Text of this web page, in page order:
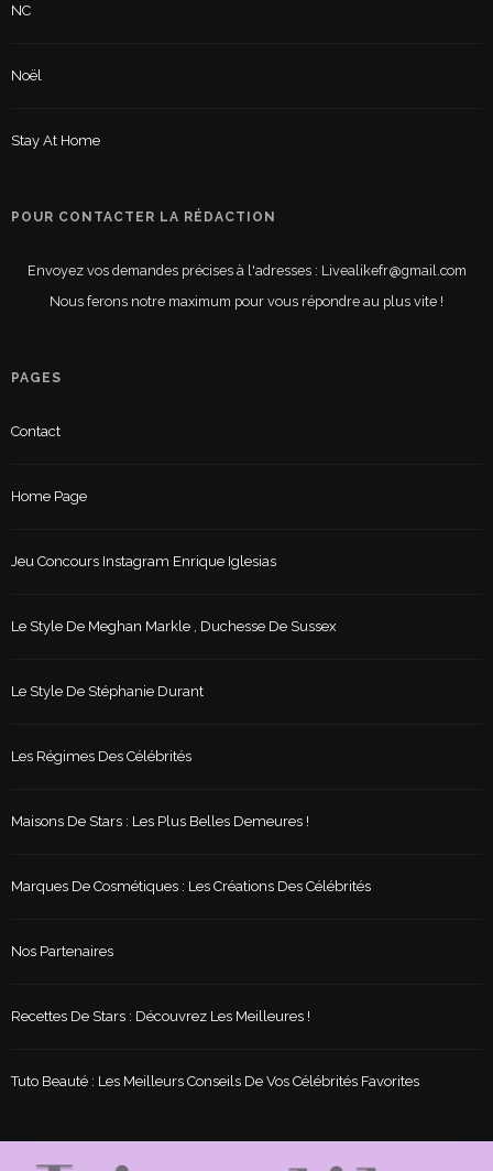
NC
Noël
Stay At Home
POUR CONTACTER LA RÉDACTION
Envoyez vos demandes précises à l'adresses : Livealikefr@gmail.com
Nous ferons notre maximum pour vous répondre au plus vite !
PAGES
Contact
Home Page
Jeu Concours Instagram Enrique Iglesias
Le Style De Meghan Markle , Duchesse De Sussex
Le Style De Stéphanie Durant
Les Régimes Des Célébrités
Maisons De Stars : Les Plus Belles Demeures !
Marques De Cosmétiques : Les Créations Des Célébrités
Nos Partenaires
Recettes De Stars : Découvrez Les Meilleures !
Tuto Beauté : Les Meilleurs Conseils De Vos Célébrités Favorites